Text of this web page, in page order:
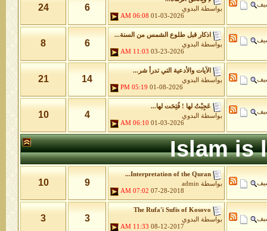
بواسطة
البدوي
01-03-2026
06:08 AM
6
24
اذكار قبل طلوع الشمس من السنة...
بواسطة
البدوي
03-23-2026
11:03 AM
6
8
الآيات والأدعية التي تدرأ شر...
بواسطة
البدوي
01-08-2026
05:19 PM
14
21
عَجِبْتُ لها ! فُتِحَت لها...
بواسطة
البدوي
01-03-2026
06:10 AM
4
10
Islam is
Interpretation of the Quran...
بواسطة admin
07-28-2018
07:02 AM
9
10
The Rufa'i Sufis of Kosovo
بواسطة
البدوي
08-12-2017
11:33 AM
3
3